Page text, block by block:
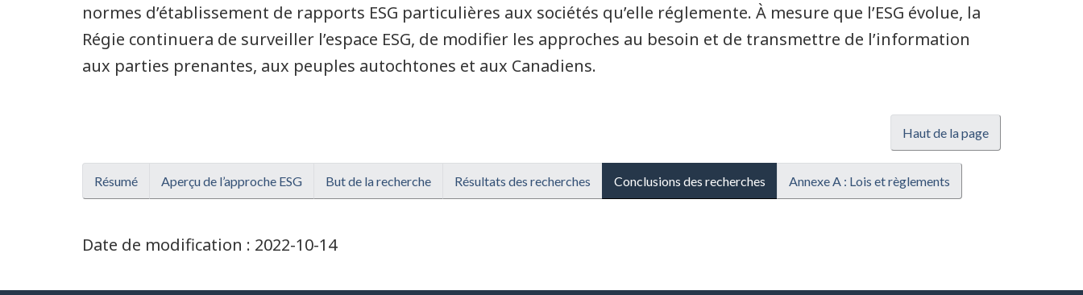
normes d’établissement de rapports ESG particulières aux sociétés qu’elle réglemente. À mesure que l’ESG évolue, la
Régie continuera de surveiller l’espace ESG, de modifier les approches au besoin et de transmettre de l’information
aux parties prenantes, aux peuples autochtones et aux Canadiens.
Haut de la page
Résumé Aperçu de l’approche ESG But de la recherche Résultats des recherches Conclusions des recherches Annexe A : Lois et règlements
Date de modification : 2022-10-14